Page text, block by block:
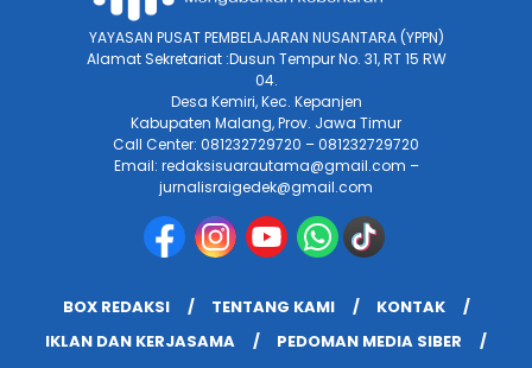
YAYASAN PUSAT PEMBELAJARAN NUSANTARA (YPPN)
Alamat Sekretariat :Dusun Tempur No. 31, RT 15 RW
04.
Desa Kemiri, Kec. Kepanjen
Kabupaten Malang, Prov. Jawa Timur
Call Center: 081232729720 – 081232729720
Email: redaksisuarautama@gmail.com –
jurnalisraigedek@gmail.com
BOX REDAKSI TENTANG KAMI
KONTAK
IKLAN DAN KERJASAMA
PEDOMAN MEDIA SIBER